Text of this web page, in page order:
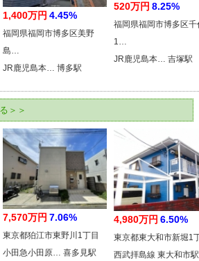
1,400万円 4.45%
福岡県福岡市博多区美野
島…
JR鹿児島本… 博多駅
520万円 8.25%
福岡県福岡市博多区千
1…
JR鹿児島本… 吉塚駅
＞＞
7,570万円 7.06%
東京都狛江市東野川1丁目
小田急小田原… 喜多見駅
4,980万円 6.50%
東京都東大和市新堀1
西武拝島線 東大和市駅